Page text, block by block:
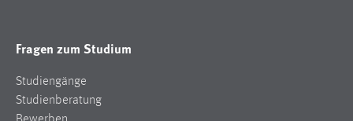
Fragen zum Studium
Studiengänge
Studienberatung
Name:
site-language-preference